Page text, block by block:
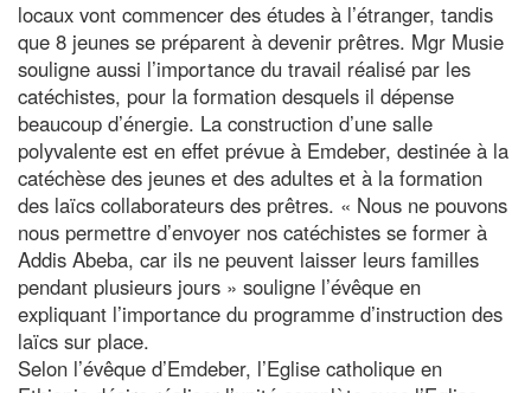
locaux vont commencer des études à l’étranger, tandis
que 8 jeunes se préparent à devenir prêtres. Mgr Musie
souligne aussi l’importance du travail réalisé par les
catéchistes, pour la formation desquels il dépense
beaucoup d’énergie. La construction d’une salle
polyvalente est en effet prévue à Emdeber, destinée à la
catéchèse des jeunes et des adultes et à la formation
des laïcs collaborateurs des prêtres. « Nous ne pouvons
nous permettre d’envoyer nos catéchistes se former à
Addis Abeba, car ils ne peuvent laisser leurs familles
pendant plusieurs jours » souligne l’évêque en
expliquant l’importance du programme d’instruction des
laïcs sur place.
Selon l’évêque d’Emdeber, l’Eglise catholique en